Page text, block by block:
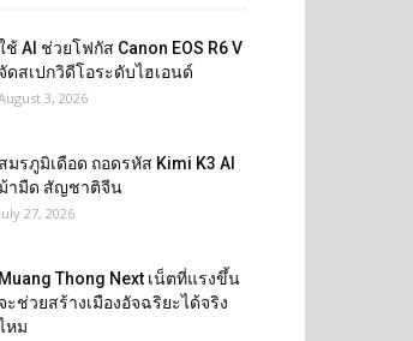
ช้ AI ช่วยโฟกัส Canon EOS R6 V
ดสเปกวิดีโอระดับไฮเอนด์
3, 2026
สมรภูมิเดือด ถอดรหัส Kimi K3 AI
ามืด สัญชาติจีน
July 27, 2026
Muang Thong Next เน็ตที่แรงขึ้น
ะช่วยสร้างเมืองอัจฉริยะได้จริง
หม